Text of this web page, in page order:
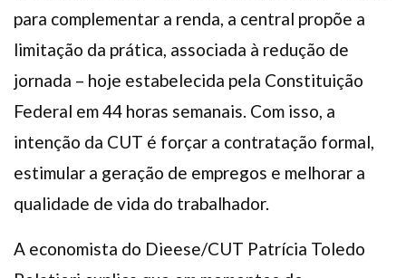
para complementar a renda, a central propõe a
limitação da prática, associada à redução de
jornada – hoje estabelecida pela Constituição
Federal em 44 horas semanais. Com isso, a
intenção da CUT é forçar a contratação formal,
estimular a geração de empregos e melhorar a
qualidade de vida do trabalhador.
A economista do Dieese/CUT Patrícia Toledo